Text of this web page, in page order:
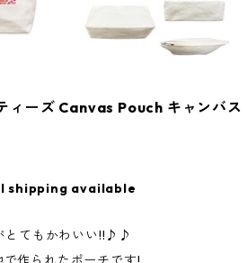
ィーズ Canvas Pouch キャンバ
shipping available
とてもかわいい!!♪♪